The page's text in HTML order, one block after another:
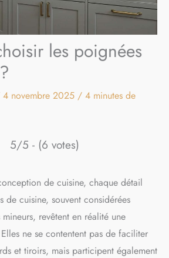
les poignées
4 novembre 2025 / 4 minutes de
5/5 - (6 votes)
de cuisine, chaque détail
de cuisine, souvent considérées
revêtent en réalité une
ne se contentent pas de faciliter
et tiroirs, mais participent également